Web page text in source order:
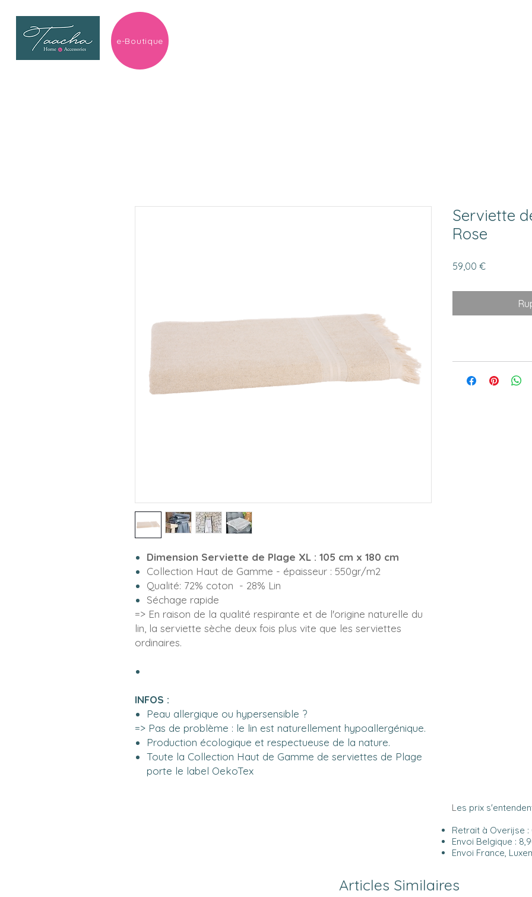
e-Boutique
Dimension Serviette de Plage XL : 105 cm x 180 cm
Collection Haut de Gamme - épaisseur : 550gr/m2
Qualité: 72% coton - 28% Lin
Séchage rapide
=> En raison de la qualité respirante et de l'origine naturelle du
lin, la serviette sèche deux fois plus vite que les serviettes
ordinaires.
INFOS :
Peau allergique ou hypersensible ?
=> Pas de problème : le lin est naturellement hypoallergénique.
Production écologique et respectueuse de la nature.
Toute la Collection Haut de Gamme de serviettes de Plage
porte le label OekoTex
Serviette
Rose
59,00 €Prix
Les prix
Retrait à Overijse :
Envoi Belgique :
Envoi France,
Articles Similaires